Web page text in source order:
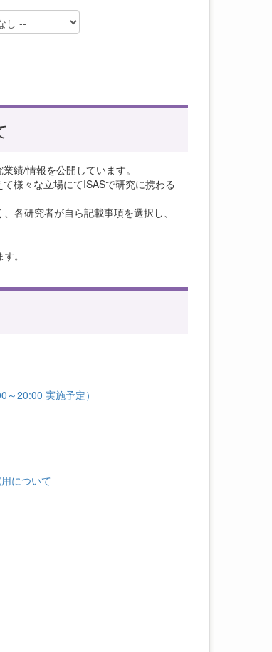
績/情報を公開しています。
様々な立場にてISASで研究に携わる
各研究者が自ら記載事項を選択し、
。
20:00 実施予定）
について